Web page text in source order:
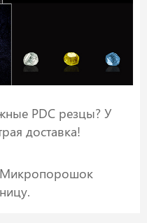
PDC резцы? У
доставка!
Микропорошок